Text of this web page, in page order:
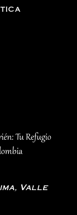
Tu Refugio
, Valle